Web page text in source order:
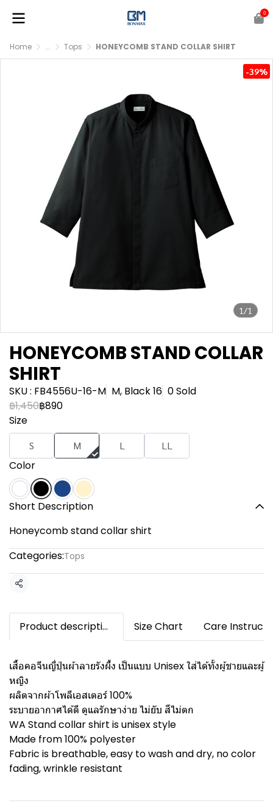
0
Home ... Tops HONEYCOMB STAND COLLAR SHIRT
1/1
-39%
HONEYCOMB STAND COLLAR
SHIRT
SKU : FB4556U-16-M M, Black 16 0 Sold
฿1,450฿890
Size
S M L LL
Color
Short Description
Honeycomb stand collar shirt
Categories:Tops
Share
Product description Size Chart Care
เสื้อคอจีนญี่ปุ่นผ้าลายรังผึ้ง เป็นแบบ Unisex ใส่ได้ทั้งผู้ชายและผู้
หญิง
ผลิตจากผ้าโพลีเอสเตอร์ 100%
ระบายอากาศได้ดี ดูแลรักษาง่าย ไม่ยับ สีไม่ตก
WA Stand collar shirt is unisex style
Made from 100% polyester
Fabric is breathable, easy to wash and dry, no color
fading, wrinkle resistant